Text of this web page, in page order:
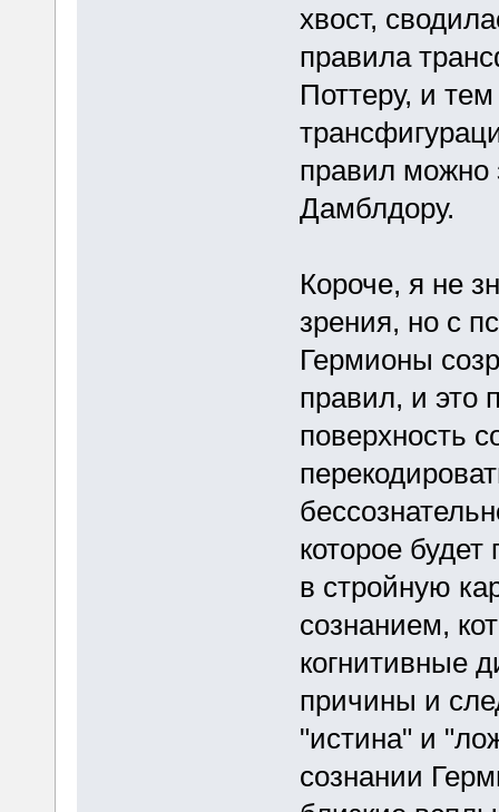
хвост,
правила
Поттеру, и
правил можно
Дамблдору.
Короче, я не
зрения, но с
Гермионы
правил, и это
поверхность
которое
в стройную
сознанием,
когнитивные
причины и
"истина" и
сознании